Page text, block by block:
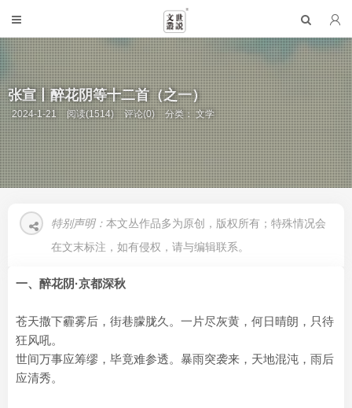
张宣丨醉花阴等十二首（之一）
2024-1-21 阅读(1514) 评论(0) 分类：文学
特别声明： 本文丛作品多为原创，版权所有；特殊情况会
在文末标注，如有侵权，请与编辑联系。
一、醉花阴·京都深秋
苍天撒下霾雾后，街巷朦胧久。一片尽灰黄，何日晴朗，只待
狂风吼。
世间万事应筹缪，毕竟难参透。暴雨突袭来，天地混沌，雨后
应清秀。